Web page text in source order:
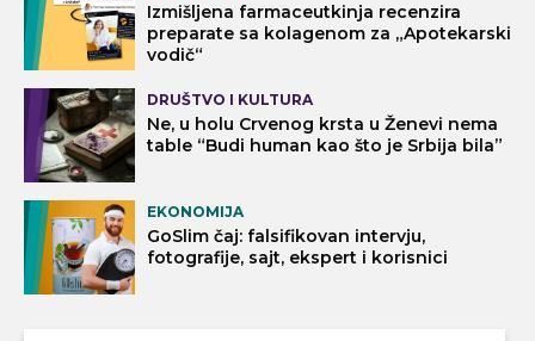
Izmišljena farmaceutkinja recenzira
preparate sa kolagenom za „Apotekarski
vodič“
DRUŠTVO I KULTURA
Ne, u holu Crvenog krsta u Ženevi nema
table “Budi human kao što je Srbija bila”
EKONOMIJA
GoSlim čaj: falsifikovan intervju,
fotografije, sajt, ekspert i korisnici